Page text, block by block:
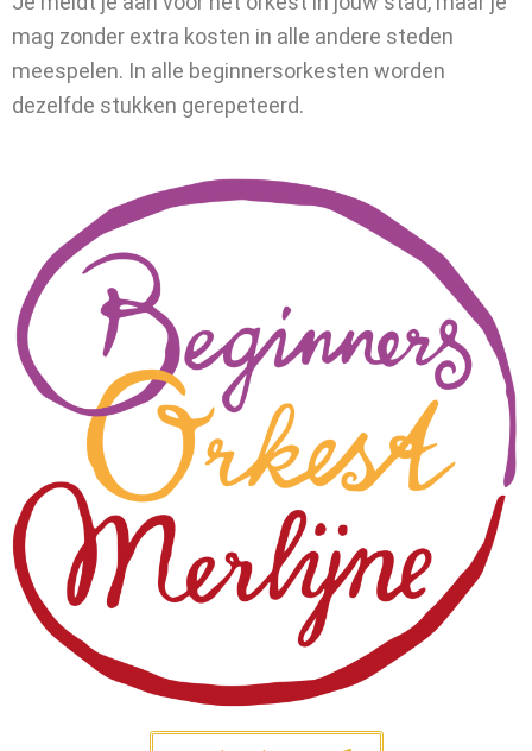
mag zonder extra kosten in alle andere steden
meespelen. In alle beginnersorkesten worden
dezelfde stukken gerepeteerd.